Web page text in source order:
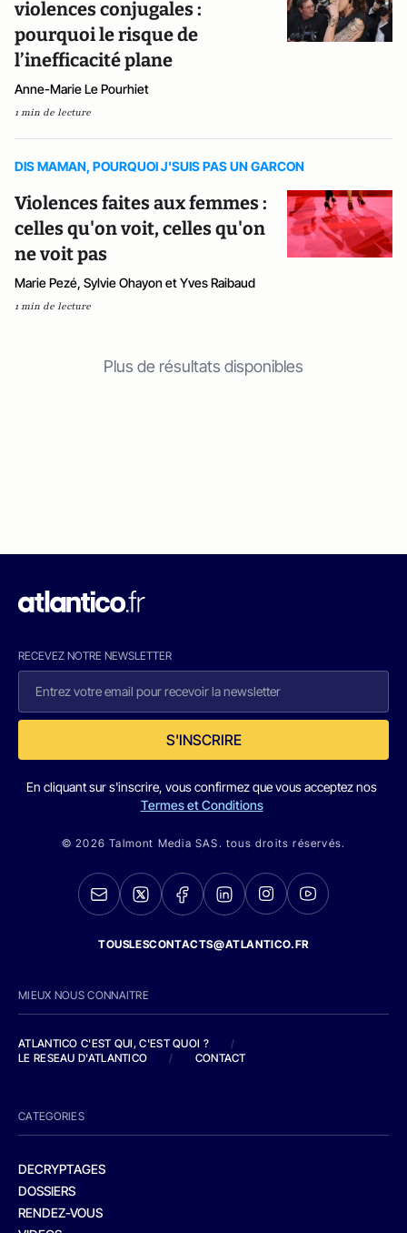
violences conjugales :
pourquoi le risque de
l’inefficacité plane
Anne-Marie Le Pourhiet
1 min de lecture
DIS MAMAN, POURQUOI J'SUIS PAS UN GARCON
Violences faites aux femmes :
celles qu'on voit, celles qu'on
ne voit pas
Marie Pezé, Sylvie Ohayon et Yves Raibaud
1 min de lecture
Plus de résultats disponibles
RECEVEZ NOTRE NEWSLETTER
S'INSCRIRE
En cliquant sur s'inscrire, vous confirmez que vous acceptez nos
Termes et Conditions
© 2026 Talmont Media SAS. tous droits réservés.
TOUSLESCONTACTS@ATLANTICO.FR
MIEUX NOUS CONNAITRE
ATLANTICO C'EST QUI, C'EST QUOI ?
/
LE RESEAU D'ATLANTICO
/ CONTACT
CATEGORIES
DECRYPTAGES
DOSSIERS
RENDEZ-VOUS